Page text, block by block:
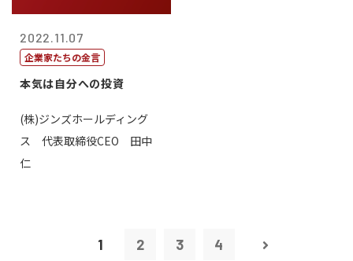
2022.11.07
企業家たちの金言
本気は自分への投資
(株)ジンズホールディング
ス 代表取締役CEO 田中
仁
1 2 3 4